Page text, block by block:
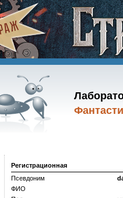
Регистрационная
Псевдоним
ФИО